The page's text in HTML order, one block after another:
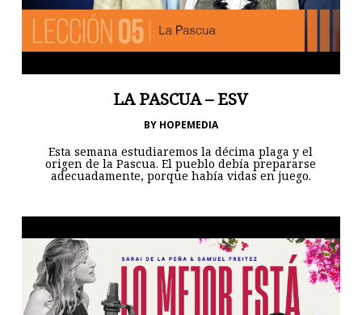
LA PASCUA – ESV
BY HOPEMEDIA
Esta semana estudiaremos la décima plaga y el
origen de la Pascua. El pueblo debía prepararse
adecuadamente, porque había vidas en juego.